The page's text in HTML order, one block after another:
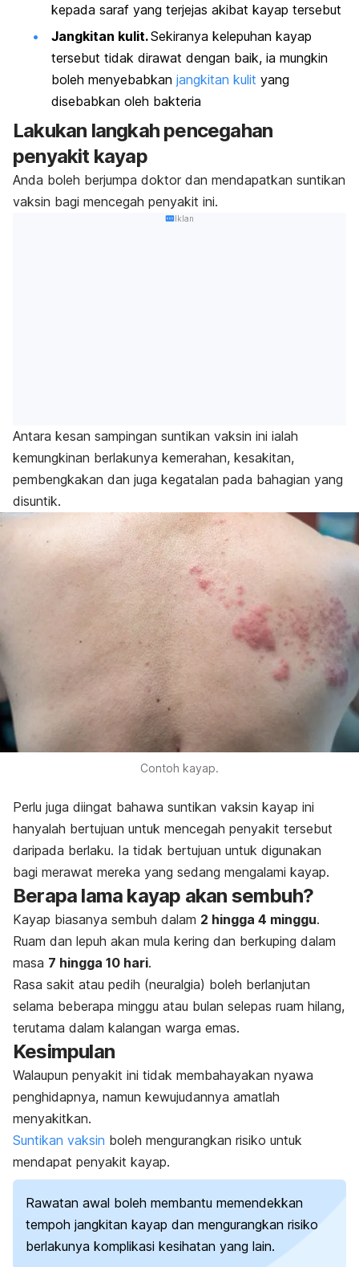
kepada saraf yang terjejas akibat kayap tersebut
Jangkitan kulit.Sekiranya kelepuhan kayap
tersebut tidak dirawat dengan baik, ia mungkin
boleh menyebabkan jangkitan kulit yang
disebabkan oleh bakteria
Lakukan langkah pencegahan
penyakit kayap
Anda boleh berjumpa doktor dan mendapatkan suntikan
vaksin bagi mencegah penyakit ini.
Iklan
Antara kesan sampingan suntikan vaksin ini ialah
kemungkinan berlakunya kemerahan, kesakitan,
pembengkakan dan juga kegatalan pada bahagian yang
disuntik.
Contoh kayap.
Perlu juga diingat bahawa suntikan vaksin kayap ini
hanyalah bertujuan untuk mencegah penyakit tersebut
daripada berlaku. Ia tidak bertujuan untuk digunakan
bagi merawat mereka yang sedang mengalami kayap.
Berapa lama kayap akan sembuh?
Kayap biasanya sembuh dalam 2 hingga 4 minggu.
Ruam dan lepuh akan mula kering dan berkuping dalam
masa 7 hingga 10 hari.
Rasa sakit atau pedih (neuralgia) boleh berlanjutan
selama beberapa minggu atau bulan selepas ruam hilang,
terutama dalam kalangan warga emas.
Kesimpulan
Walaupun penyakit ini tidak membahayakan nyawa
penghidapnya, namun kewujudannya amatlah
menyakitkan.
Suntikan vaksin boleh mengurangkan risiko untuk
mendapat penyakit kayap.
Rawatan awal boleh membantu memendekkan
tempoh jangkitan kayap dan mengurangkan risiko
berlakunya komplikasi kesihatan yang lain.